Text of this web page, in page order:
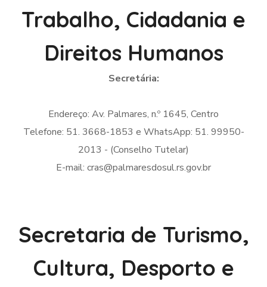
Trabalho, Cidadania e
Direitos Humanos
Secretária:
Endereço: Av. Palmares, n.º 1645, Centro
Telefone: 51. 3668-1853 e WhatsApp: 51. 99950-
2013 - (Conselho Tutelar)
E-mail: cras@palmaresdosul.rs.gov.br
Secretaria de Turismo,
Cultura, Desporto e